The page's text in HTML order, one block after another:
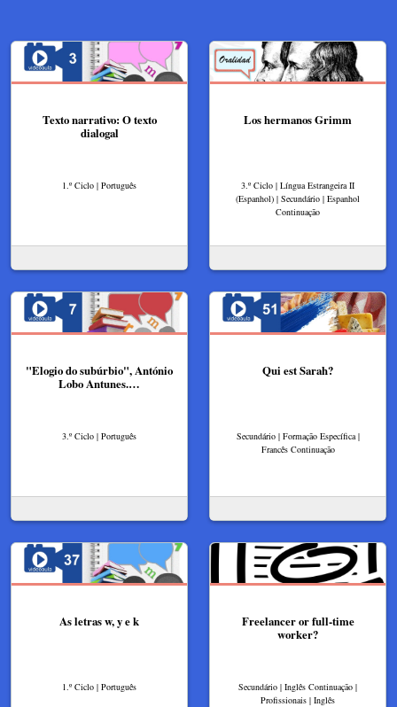
Texto narrativo: O texto
dialogal
1.º Ciclo | Português
Los hermanos Grimm
3.º Ciclo | Língua Estrangeira II
(Espanhol) | Secundário | Espanhol
Continuação
"Elogio do subúrbio", António
Lobo Antunes.…
3.º Ciclo | Português
Qui est Sarah?
Secundário | Formação Específica |
Francês Continuação
As letras w, y e k
1.º Ciclo | Português
Freelancer or full-time
worker?
Secundário | Inglês Continuação |
Profissionais | Inglês